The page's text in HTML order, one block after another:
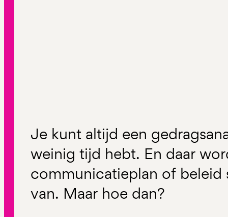
Je kunt altijd een
weinig tijd hebt. En daar
communicatieplan of
van. Maar hoe dan?